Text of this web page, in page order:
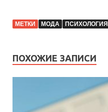
МЕТКИ МОДА ПСИХОЛОГИЯ
ПОХОЖИЕ ЗАПИСИ